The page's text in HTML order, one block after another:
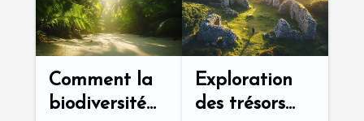
Comment la
biodiversité
Exploration
des trésors